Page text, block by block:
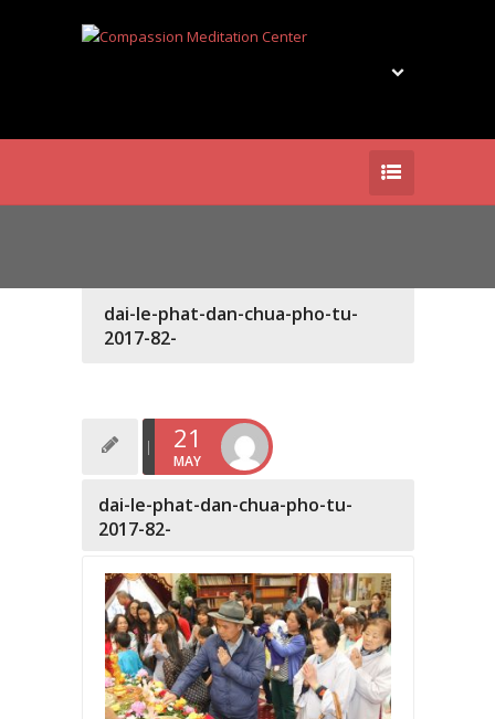
dai-le-phat-dan-chua-pho-tu-
2017-82-
21
MAY
dai-le-phat-dan-chua-pho-tu-
2017-82-